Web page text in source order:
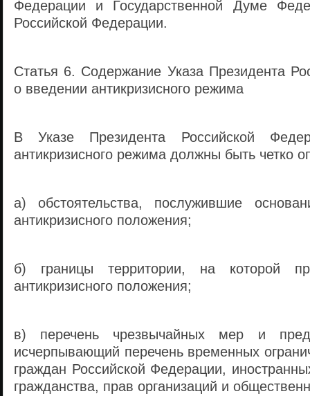
Федерации и Государственной Думе
Российской Федерации.
Статья 6. Содержание Указа Президента
о введении антикризисного режима
В Указе Президента Российской
антикризисного режима должны быть четко
а) обстоятельства, послужившие
антикризисного положения;
б) границы территории, на которой
антикризисного положения;
в) перечень чрезвычайных мер и
исчерпывающий перечень временных
граждан Российской Федерации,
гражданства, прав организаций и